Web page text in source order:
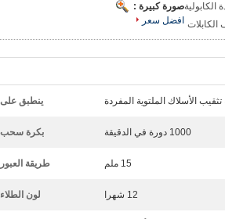
صورة كبيرة :الكابولية
افضل سعر
تثقيب الأسلاك الملتوية المفردة ينطبق
1000 دورة في الدقيقة بكرة
15 ملم طريقة
12 شهرا لون